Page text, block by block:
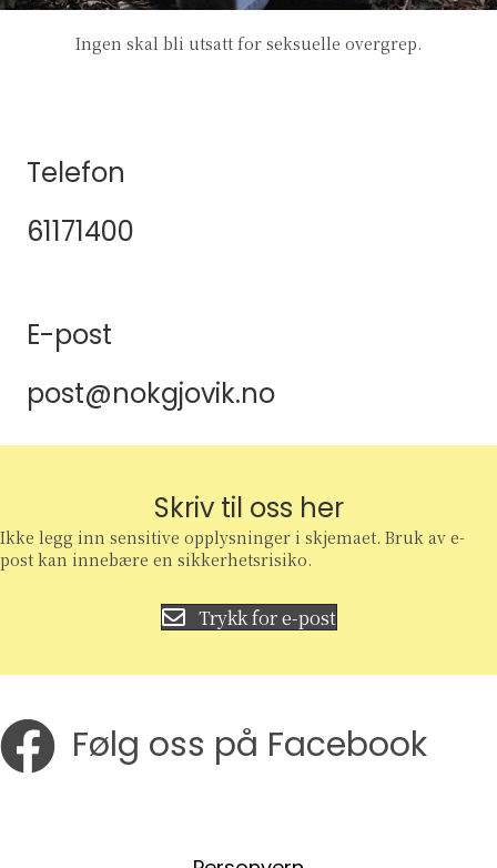
Ingen skal bli utsatt for seksuelle overgrep.
Telefon
61171400
E-post
post@nokgjovik.no
Skriv til oss her
Ikke legg inn sensitive opplysninger i skjemaet. Bruk av e-
post kan innebære en sikkerhetsrisiko.
Trykk for e-post
Følg oss på FacebookFølg oss på Facebook